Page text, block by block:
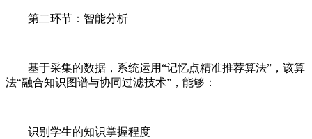
第二环节：智能分析
基于采集的数据，系统运用“记忆点精准推荐算法”，该算
法“融合知识图谱与协同过滤技术”，能够：
识别学生的知识掌握程度